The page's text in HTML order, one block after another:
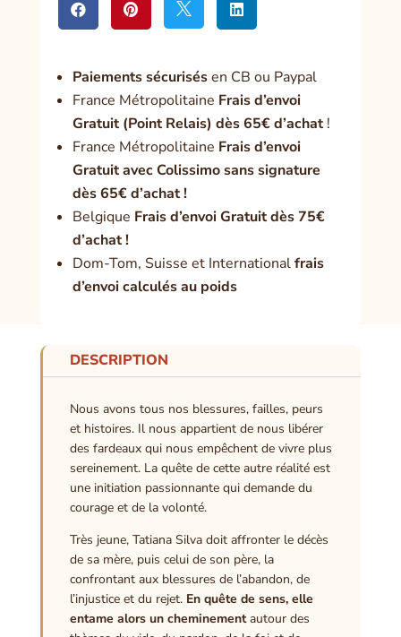
   
Paiements sécurisésen CB ou Paypal
France Métropolitaine Frais d’envoi
Gratuit (Point Relais) dès 65€ d’achat!
France Métropolitaine Frais d’envoi
Gratuit avec Colissimo sans signature
dès 65€ d’achat !
Belgique Frais d’envoi Gratuit dès 75€
d’achat !
Dom-Tom, Suisse et Internationalfrais
d’envoi calculés au poids
DESCRIPTION
Nous avons tous nos blessures, failles, peurs
et histoires. Il nous appartient de nous libérer
des fardeaux qui nous empêchent de vivre plus
sereinement. La quête de cette autre réalité est
une initiation passionnante qui demande du
courage et de la volonté.
Très jeune, Tatiana Silva doit affronter le décès
de sa mère, puis celui de son père, la
confrontant aux blessures de l’abandon, de
l’injustice et du rejet. En quête de sens, elle
entame alors un cheminementautour des